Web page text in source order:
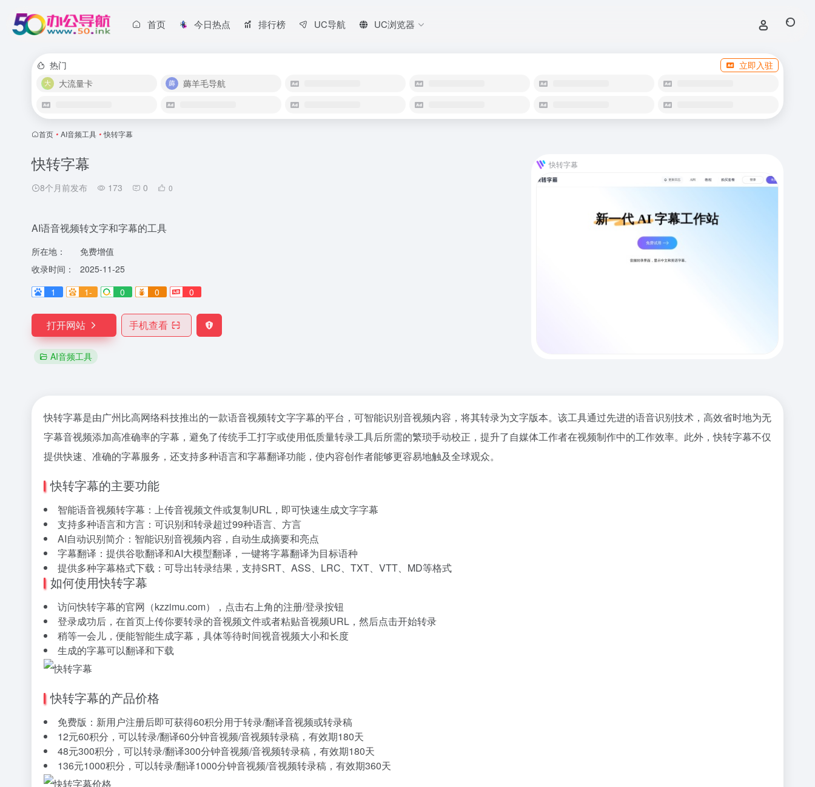
首页 今日热点 排行榜 UC导航 UC浏览器
热门
立即入驻
大流量卡
薅羊毛导航
首页 • AI音频工具 • 快转字幕
快转字幕
8个月前发布 173 0 0
AI语音视频转文字和字幕的工具
所在地：
免费增值
收录时间：
2025-11-25
1
1- 0 0 0
打开网站 手机查看
AI音频工具
快转字幕
快转字幕是由广州比高网络科技推出的一款语音视频转文字字幕的平台，可智能识别音视频内容，将其转录为文字版本。该工具通过先进的语音识别技术，高效省时地为无
字幕音视频添加高准确率的字幕，避免了传统手工打字或使用低质量转录工具后所需的繁琐手动校正，提升了自媒体工作者在视频制作中的工作效率。此外，快转字幕不仅
提供快速、准确的字幕服务，还支持多种语言和字幕翻译功能，使内容创作者能够更容易地触及全球观众。
快转字幕的主要功能
智能语音视频转字幕：上传音视频文件或复制URL，即可快速生成文字字幕
支持多种语言和方言：可识别和转录超过99种语言、方言
AI自动识别简介：智能识别音视频内容，自动生成摘要和亮点
字幕翻译：提供谷歌翻译和AI大模型翻译，一键将字幕翻译为目标语种
提供多种字幕格式下载：可导出转录结果，支持SRT、ASS、LRC、TXT、VTT、MD等格式
如何使用快转字幕
访问快转字幕的官网（kzzimu.com），点击右上角的注册/登录按钮
登录成功后，在首页上传你要转录的音视频文件或者粘贴音视频URL，然后点击开始转录
稍等一会儿，便能智能生成字幕，具体等待时间视音视频大小和长度
生成的字幕可以翻译和下载
快转字幕的产品价格
免费版：新用户注册后即可获得60积分用于转录/翻译音视频或转录稿
12元60积分，可以转录/翻译60分钟音视频/音视频转录稿，有效期180天
48元300积分，可以转录/翻译300分钟音视频/音视频转录稿，有效期180天
136元1000积分，可以转录/翻译1000分钟音视频/音视频转录稿，有效期360天